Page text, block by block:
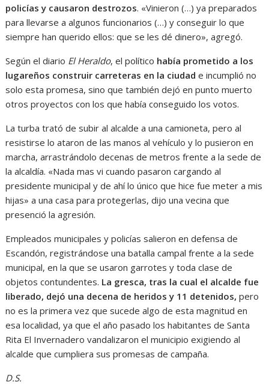
policías y causaron destrozos. «Vinieron (…) ya preparados
para llevarse a algunos funcionarios (…) y conseguir lo que
siempre han querido ellos: que se les dé dinero», agregó.
Según el diario El Heraldo, el político había prometido a los
lugareños construir carreteras en la ciudad e incumplió no
solo esta promesa, sino que también dejó en punto muerto
otros proyectos con los que había conseguido los votos.
La turba trató de subir al alcalde a una camioneta, pero al
resistirse lo ataron de las manos al vehículo y lo pusieron en
marcha, arrastrándolo decenas de metros frente a la sede de
la alcaldía. «Nada mas vi cuando pasaron cargando al
presidente municipal y de ahí lo único que hice fue meter a mis
hijas» a una casa para protegerlas, dijo una vecina que
presenció la agresión.
Empleados municipales y policías salieron en defensa de
Escandón, registrándose una batalla campal frente a la sede
municipal, en la que se usaron garrotes y toda clase de
objetos contundentes. La gresca, tras la cual el alcalde fue
liberado, dejó una decena de heridos y 11 detenidos,pero
no es la primera vez que sucede algo de esta magnitud en
esa localidad, ya que el año pasado los habitantes de Santa
Rita El Invernadero vandalizaron el municipio exigiendo al
alcalde que cumpliera sus promesas de campaña.
D.S.